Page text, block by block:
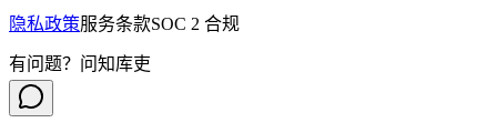
隐私政策服务条款SOC 2 合规
有问题？问知库吏